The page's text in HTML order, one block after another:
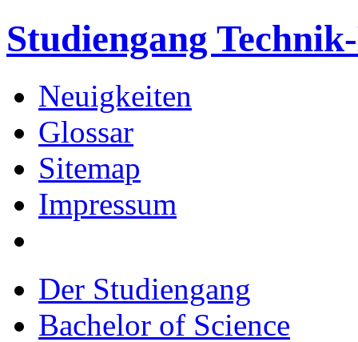
Studiengang
Neuigkeiten
Glossar
Sitemap
Impressum
Der Studiengang
Bachelor of Science